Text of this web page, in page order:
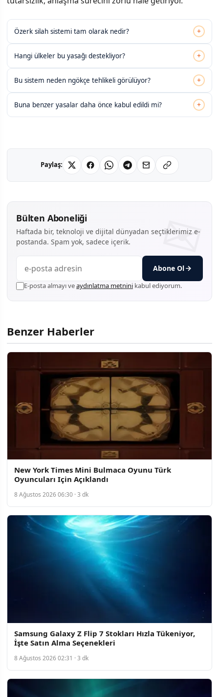
Özerk silah sistemi tam olarak nedir? +
Hangi ülkeler bu yasağı destekliyor? +
Bu sistem neden ngökçe tehlikeli görülüyor? +
Buna benzer yasalar daha önce kabul edildi mi? +
Paylaş:
Bülten Aboneliği
Haftada bir, teknoloji ve dijital dünyadan seçtiklerimiz e-
postanda. Spam yok, sadece içerik.
Abone Ol
E-posta almayı veaydınlatma metnini kabul ediyorum.
Benzer Haberler
New York Times Mini Bulmaca Oyunu Türk
Oyuncuları Için Açıklandı
8 Ağustos 2026 06:30 · 3 dk
Samsung Galaxy Z Flip 7 Stokları Hızla Tükeniyor,
İşte Satın Alma Seçenekleri
8 Ağustos 2026 02:31 · 3 dk